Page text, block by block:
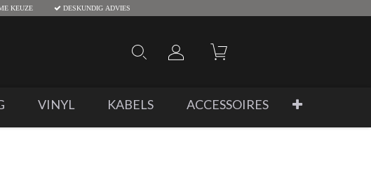
KEUZE DESKUNDIG ADVIES
VINYL KABELS ACCESSOIRES